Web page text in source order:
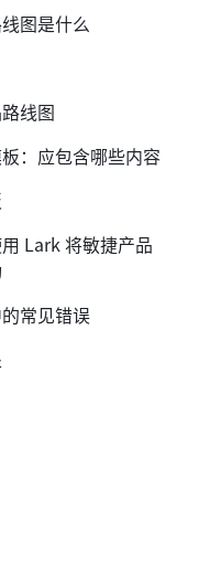
图是什么
线图
：应包含哪些内容
Lark 将敏捷产品
常见错误